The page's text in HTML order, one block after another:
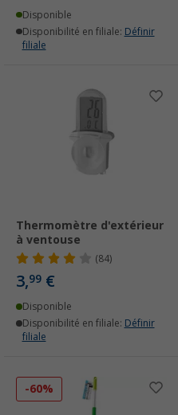
Disponible
Disponibilité en filiale: Définir
filiale
Thermomètre d'extérieur
à ventouse
(84)
3,99 €
Disponible
Disponibilité en filiale: Définir
filiale
-60%